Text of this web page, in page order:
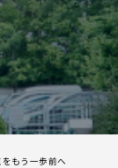
もう一歩前へ